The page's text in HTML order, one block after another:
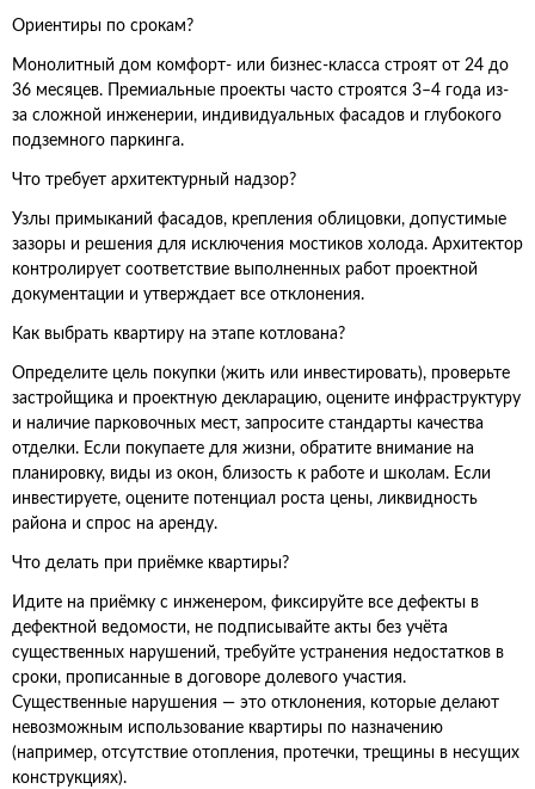
Ориентиры по срокам?
Монолитный дом комфорт- или бизнес-класса строят от 24 до
36 месяцев. Премиальные проекты часто строятся 3–4 года из-
за сложной инженерии, индивидуальных фасадов и глубокого
подземного паркинга.
Что требует архитектурный надзор?
Узлы примыканий фасадов, крепления облицовки, допустимые
зазоры и решения для исключения мостиков холода. Архитектор
контролирует соответствие выполненных работ проектной
документации и утверждает все отклонения.
Как выбрать квартиру на этапе котлована?
Определите цель покупки (жить или инвестировать), проверьте
застройщика и проектную декларацию, оцените инфраструктуру
и наличие парковочных мест, запросите стандарты качества
отделки. Если покупаете для жизни, обратите внимание на
планировку, виды из окон, близость к работе и школам. Если
инвестируете, оцените потенциал роста цены, ликвидность
района и спрос на аренду.
Что делать при приёмке квартиры?
Идите на приёмку с инженером, фиксируйте все дефекты в
дефектной ведомости, не подписывайте акты без учёта
существенных нарушений, требуйте устранения недостатков в
сроки, прописанные в договоре долевого участия.
Существенные нарушения — это отклонения, которые делают
невозможным использование квартиры по назначению
(например, отсутствие отопления, протечки, трещины в несущих
конструкциях).